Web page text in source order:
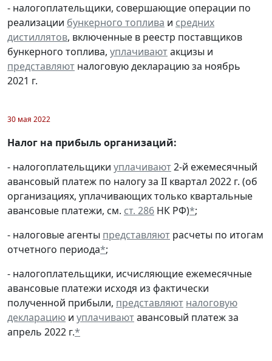
- налогоплательщики, совершающие операции по
реализации бункерного топлива и средних
дистиллятов, включенные в реестр поставщиков
бункерного топлива, уплачиваютакцизы и
представляют налоговую декларацию за ноябрь
2021 г.
30 мая 2022
Налог на прибыль организаций:
- налогоплательщики уплачивают2-й ежемесячный
авансовый платеж по налогу за II квартал 2022 г. (об
организациях, уплачивающих только квартальные
авансовые платежи, см. ст. 286 НК РФ)*;
- налоговые агенты представляют расчеты по итогам
отчетного периода*;
- налогоплательщики, исчисляющие ежемесячные
авансовые платежи исходя из фактически
полученной прибыли, представляют налоговую
декларацию и уплачиваютавансовый платеж за
апрель 2022 г.*